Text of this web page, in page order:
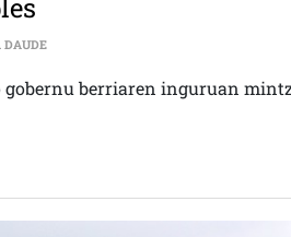
DAUDEKOLABORAZIO INTERNAZIONALISTA|
berriaren inguruan